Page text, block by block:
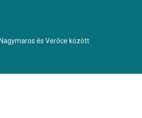
és Verőce között